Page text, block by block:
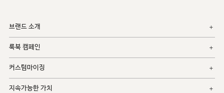
브랜드 소개
룩북 캠페인
커스텀마이징
지속가능한 가치